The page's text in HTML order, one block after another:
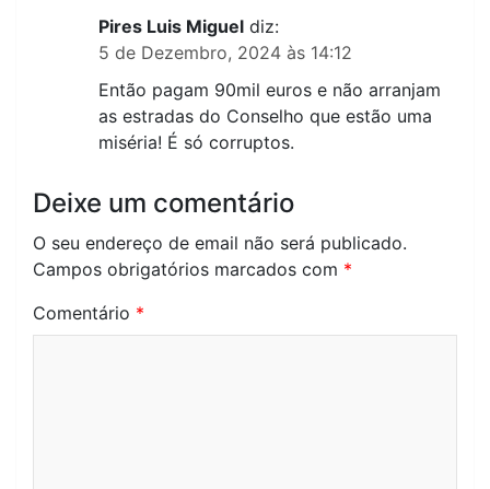
Pires Luis Miguel diz:
5 de Dezembro, 2024 às 14:12
Então pagam 90mil euros e não arranjam
as estradas do Conselho que estão uma
miséria! É só corruptos.
Deixe um comentário
O seu endereço de email não será publicado.
Campos obrigatórios marcados com *
Comentário *